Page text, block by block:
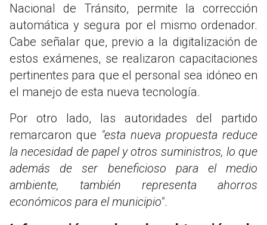
Nacional de Tránsito, permite la corrección
automática y segura por el mismo ordenador.
Cabe señalar que, previo a la digitalización de
estos exámenes, se realizaron capacitaciones
pertinentes para que el personal sea idóneo en
el manejo de esta nueva tecnología.
Por otro lado, las autoridades del partido
remarcaron que "esta nueva propuesta reduce
la necesidad de papel y otros suministros, lo que
además de ser beneficioso para el medio
ambiente, también representa ahorros
económicos para el municipio".